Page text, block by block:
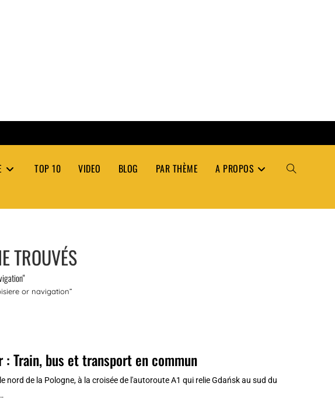
TOP 10 VIDEO BLOG PAR THÈME A PROPOS TOGGLE
TROUVÉS
or navigation”
: Train, bus et transport en commun
nord de la Pologne, à la croisée de l'autoroute A1 qui relie Gdańsk au sud du